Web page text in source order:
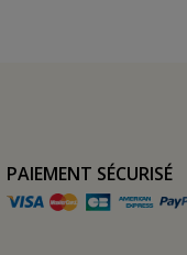
PAIEMENT SÉCURISÉ